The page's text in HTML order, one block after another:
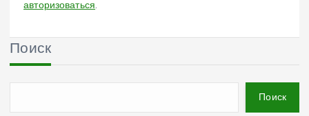
авторизоваться.
Поиск
Поиск